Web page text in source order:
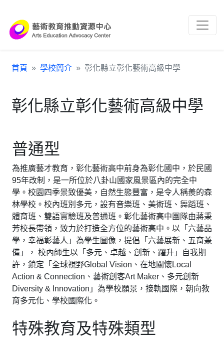
首頁 學校簡介 彰化縣立彰化藝術高級中學
彰化縣立彰化藝術高級中學
普通型
為推廣藝才教育，彰化藝術高中前身為彰化國中，於民國
95年改制，是一所位於八卦山國家風景區內的完全中
學。校園四季景致優美，自然生態豐富，是令人稱羨的森
林學校。校內班別多元，設有音樂班、美術班、舞蹈班、
體育班、雙語實驗班及普通班。彰化藝術高中團隊由蔣秉
芳校長帶領，致力於打造全方位的藝術高中。以「六藝品
學，幸福彰藝人」為學生圖像，提倡「六藝展新、五育兼
備」， 校內師生以「多元、卓越、創新、躍升」自我期
許，鎖定「全球視野Global Vision、在地關懷Local
Action & Connection、藝術創客Art Maker、多元創新
Diversity & Innovation」為學校願景，接軌國際，朝向教
育多元化、學校國際化。
特殊教育及特殊類型